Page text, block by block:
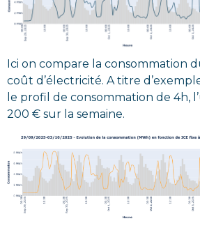
Ici on compare la consommation
coût d’électricité. A titre
le profil de consommation de 4h,
200 € sur la semaine.